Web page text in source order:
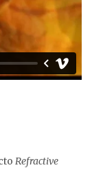
Refractive